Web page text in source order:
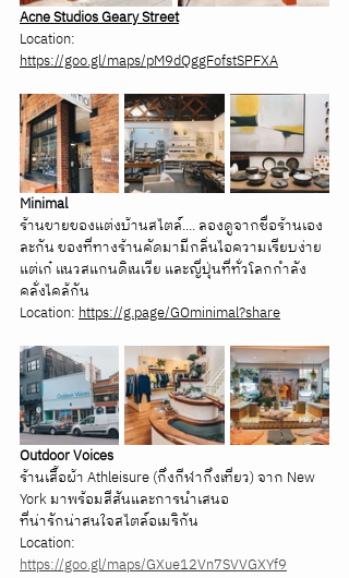
Acne Studios Geary Street
Location:
https://goo.gl/maps/pM9dQggFofstSPFXA
Minimal
ร้านขายของแต่งบ้านสไตล์.... ลองดูจากชื่อร้านเอง
ละกัน ของที่ทางร้านคัดมามีกลิ่นไอความเรียบง่าย
แต่เก๋ แนวสแกนดิเนเวีย และญี่ปุ่นที่ทั่วโลกกำลัง
คลั่งไคล้กัน
Location: https://g.page/GOminimal?share
Outdoor Voices
ร้านเสื้อผ้า Athleisure (กึ่งกีฬากึ่งเที่ยว) จาก New
York มาพร้อมสีสันและการนำเสนอ
ที่น่ารักน่าสนใจสไตล์อเมริกัน
Location:
https://goo.gl/maps/GXue12Vn7SVVGXYf9